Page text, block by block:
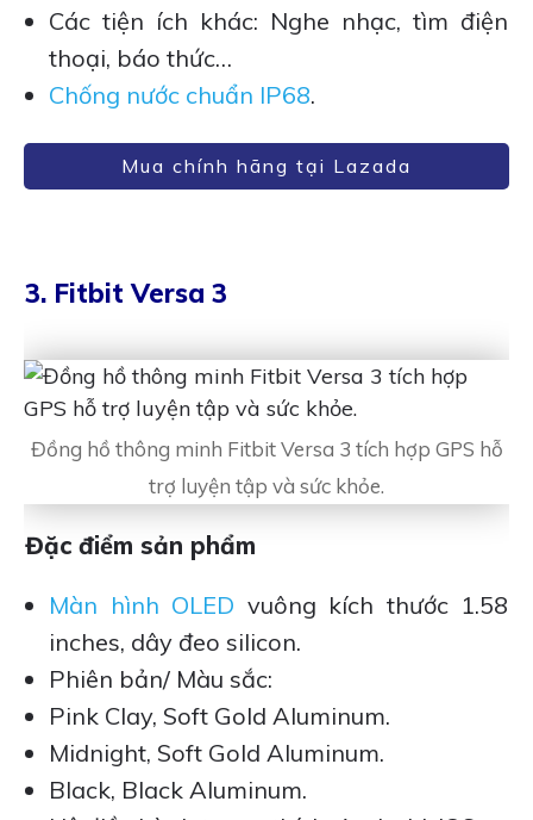
Các tiện ích khác: Nghe nhạc, tìm điện
thoại, báo thức…
Chống nước chuẩn IP68.
Mua chính hãng tại Lazada
3. Fitbit Versa 3
Đồng hồ thông minh Fitbit Versa 3 tích hợp GPS hỗ
trợ luyện tập và sức khỏe.
Đặc điểm sản phẩm
Màn hình OLED vuông kích thước 1.58
inches, dây đeo silicon.
Phiên bản/ Màu sắc:
Pink Clay, Soft Gold Aluminum.
Midnight, Soft Gold Aluminum.
Black, Black Aluminum.